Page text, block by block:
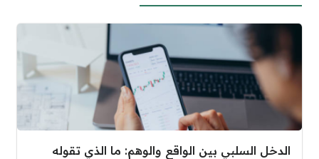
الدخل السلبي بين الواقع والوهم: ما الذي تقوله